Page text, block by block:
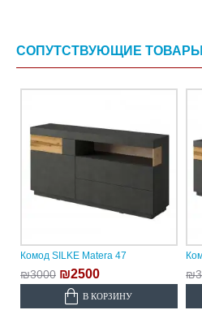
СОПУТСТВУЮЩИЕ ТОВАРЫ
Комод SILKE Matera 47
₪3000 ₪2500
В КОРЗИНУ